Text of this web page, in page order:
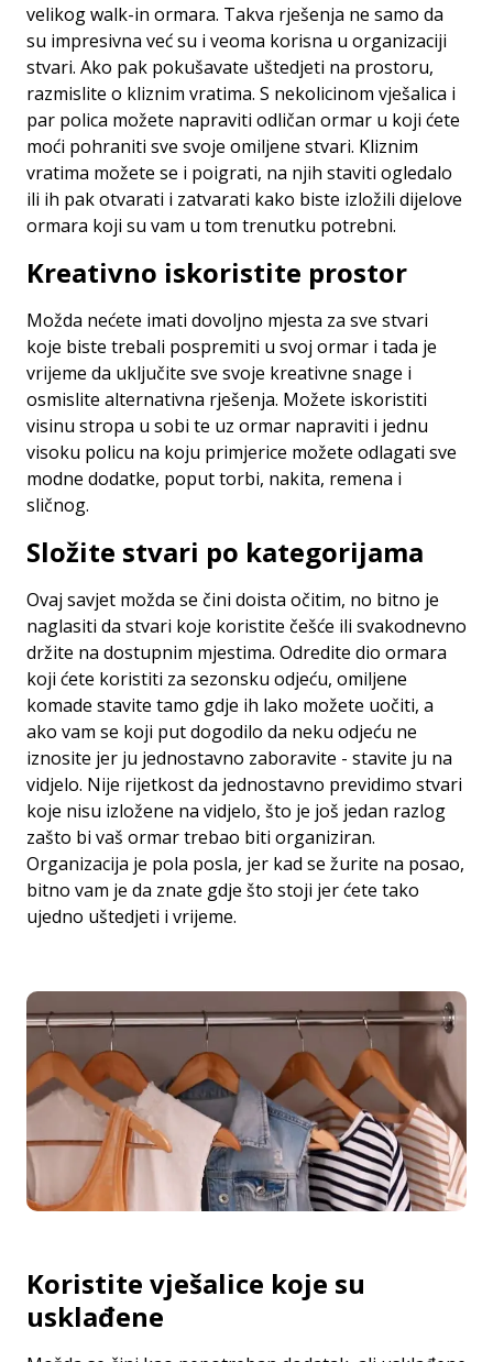
velikog walk-in ormara. Takva rješenja ne samo da
su impresivna već su i veoma korisna u organizaciji
stvari. Ako pak pokušavate uštedjeti na prostoru,
razmislite o kliznim vratima. S nekolicinom vješalica i
par polica možete napraviti odličan ormar u koji ćete
moći pohraniti sve svoje omiljene stvari. Kliznim
vratima možete se i poigrati, na njih staviti ogledalo
ili ih pak otvarati i zatvarati kako biste izložili dijelove
ormara koji su vam u tom trenutku potrebni.
Kreativno iskoristite prostor
Možda nećete imati dovoljno mjesta za sve stvari
koje biste trebali pospremiti u svoj ormar i tada je
vrijeme da uključite sve svoje kreativne snage i
osmislite alternativna rješenja. Možete iskoristiti
visinu stropa u sobi te uz ormar napraviti i jednu
visoku policu na koju primjerice možete odlagati sve
modne dodatke, poput torbi, nakita, remena i
sličnog.
Složite stvari po kategorijama
Ovaj savjet možda se čini doista očitim, no bitno je
naglasiti da stvari koje koristite češće ili svakodnevno
držite na dostupnim mjestima. Odredite dio ormara
koji ćete koristiti za sezonsku odjeću, omiljene
komade stavite tamo gdje ih lako možete uočiti, a
ako vam se koji put dogodilo da neku odjeću ne
iznosite jer ju jednostavno zaboravite - stavite ju na
vidjelo. Nije rijetkost da jednostavno previdimo stvari
koje nisu izložene na vidjelo, što je još jedan razlog
zašto bi vaš ormar trebao biti organiziran.
Organizacija je pola posla, jer kad se žurite na posao,
bitno vam je da znate gdje što stoji jer ćete tako
ujedno uštedjeti i vrijeme.
Koristite vješalice koje su
usklađene